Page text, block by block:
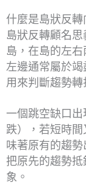
什麼是島狀反轉
島狀反轉顧名
島，在島的左
左邊通常屬於
用來判斷趨勢轉
一個跳空缺口
跌），若短時
味著原有的趨
把原先的趨勢
象。